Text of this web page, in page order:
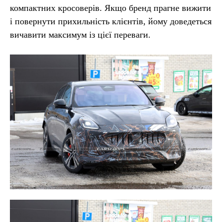
компактних кросоверів. Якщо бренд прагне вижити
і повернути прихильність клієнтів, йому доведеться
вичавити максимум із цієї переваги.